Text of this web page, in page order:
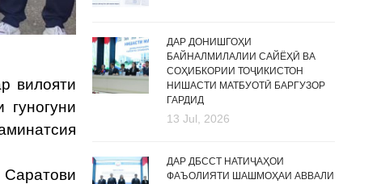
вилояти
ДАР ДОНИШГОҲИ
БАЙНАЛМИЛАЛИИ САЙЁҲӢ ВА
СОҲИБКОРИИ ТОҶИКИСТОН
НИШАСТИ МАТБУОТӢ БАРГУЗОР
ГАРДИД
13 Jul, 2026
ДАР ДБССТ НАТИҶАҲОИ
ФАЪОЛИЯТИ ШАШМОҲАИ АВВАЛИ